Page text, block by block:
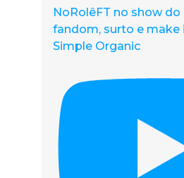
NoRolêFT no show do
fandom, surto e make
Simple Organic